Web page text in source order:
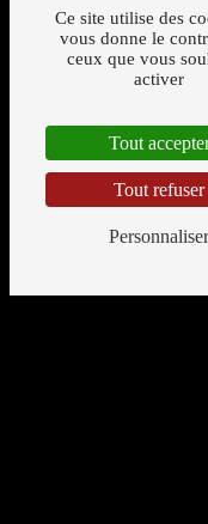
intérieur
Offrez-vous
grâce à
En savoir
Ce site utilise des
vous donne le
ceux que vous
activer
Tout
Tout refuser
Personnaliser